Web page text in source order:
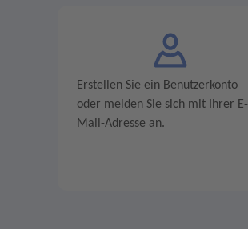
Erstellen Sie ein Benutzerkonto
oder melden Sie sich mit Ihrer E-
Mail-Adresse an.